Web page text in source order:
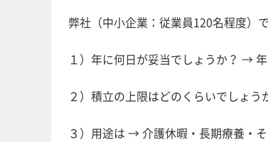
弊社（中小企業：従業員120名程度）
１）年に何日が妥当でしょうか？ →
２）積立の上限はどのくらいでしょ
３）用途は → 介護休暇・長期療養・